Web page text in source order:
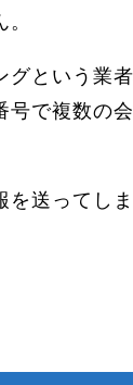
グという業
号で複数の
を送ってし